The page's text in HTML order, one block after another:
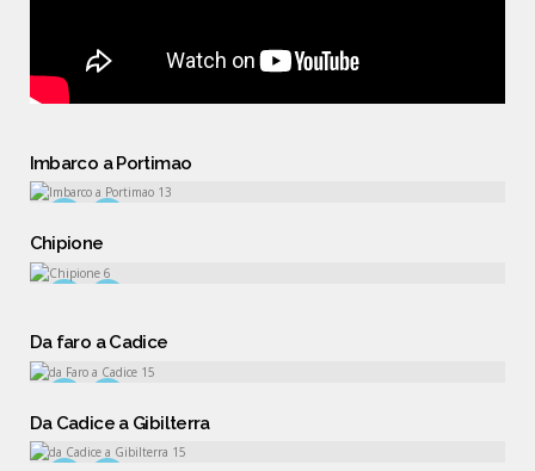
Imbarco a Portimao
Chipione
Da faro a Cadice
Da Cadice a Gibilterra